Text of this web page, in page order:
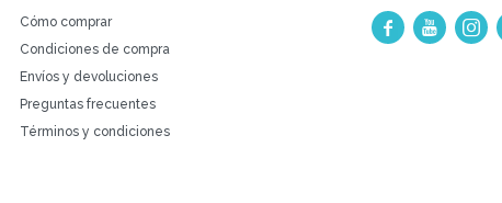
Cómo comprar
Condiciones de compra
Envíos y devoluciones
Preguntas frecuentes
Términos y condiciones
  